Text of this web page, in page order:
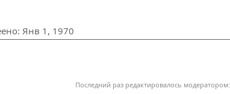
Янв 1, 1970
Последний раз редактировалось модератором: